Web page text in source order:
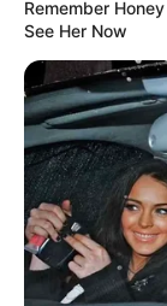
Desain
Alamat email Anda
Remember
See Her Now